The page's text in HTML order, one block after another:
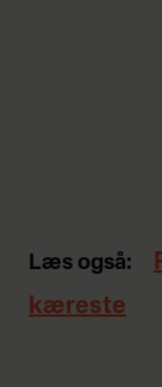
Læs også:
kæreste